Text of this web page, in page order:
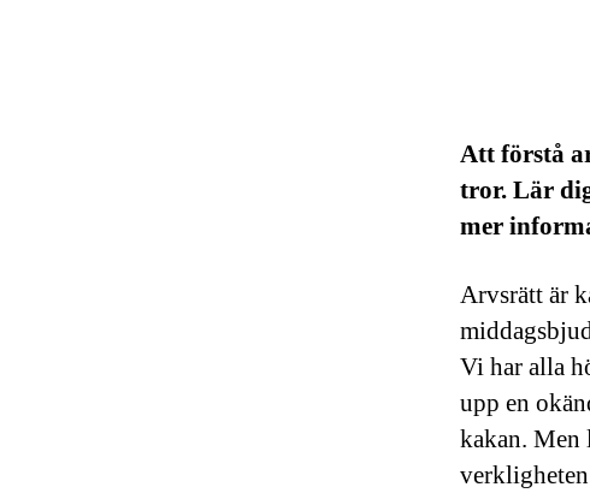
Att förstå
tror. Lär
mer
Arvsrätt är
Vi har alla
upp en
kakan. Men